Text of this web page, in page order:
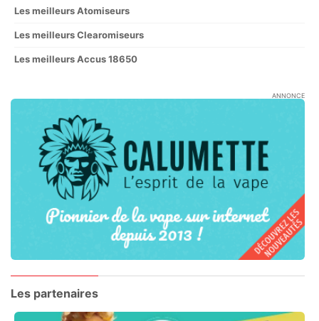
Les meilleurs Atomiseurs
Les meilleurs Clearomiseurs
Les meilleurs Accus 18650
ANNONCE
Les partenaires